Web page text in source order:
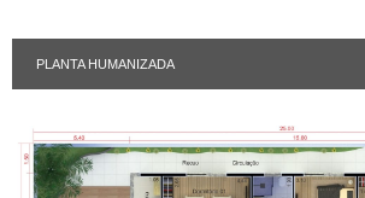
PLANTA HUMANIZADA